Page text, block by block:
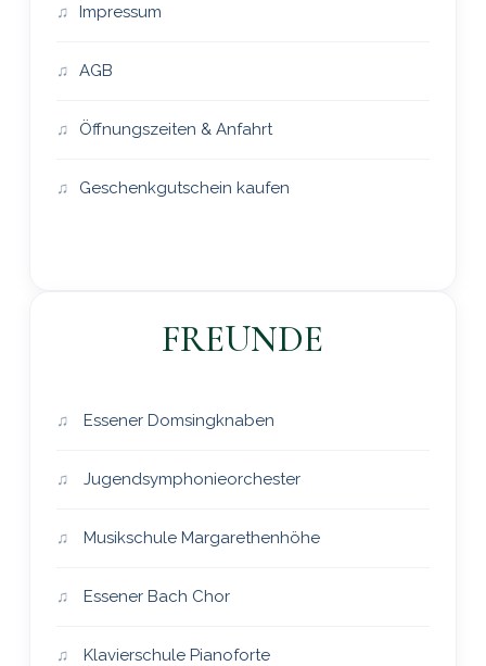
Impressum
AGB
Öffnungszeiten & Anfahrt
Geschenkgutschein kaufen
FREUNDE
Essener Domsingknaben
Jugendsymphonieorchester
Musikschule Margarethenhöhe
Essener Bach Chor
Klavierschule Pianoforte